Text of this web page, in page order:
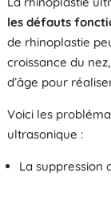
les défauts
de rhinoplastie
croissance du
d’âge pour
Voici les
ultrasonique :
La suppression